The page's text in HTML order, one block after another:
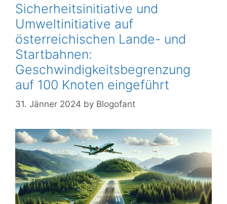
Sicherheitsinitiative und
Umweltinitiative auf
österreichischen Lande- und
Startbahnen:
Geschwindigkeitsbegrenzung
auf 100 Knoten eingeführt
31. Jänner 2024 by Blogofant